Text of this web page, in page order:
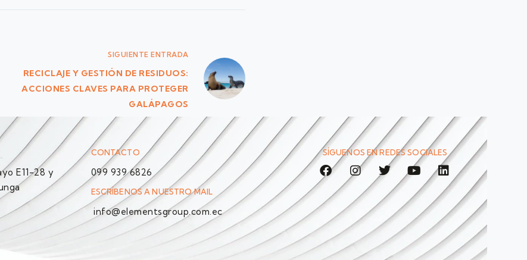
SIGUIENTEENTRADA
RECICLAJE Y GESTIÓN DE RESIDUOS:
ACCIONES CLAVES PARA PROTEGER
GALÁPAGOS
E11-28 y
CONTACTO
099 939 6826
ESCRÍBENOS A NUESTRO MAIL
info@elementsgroup.com.ec
SÍGUENOS EN REDES SOCIALES